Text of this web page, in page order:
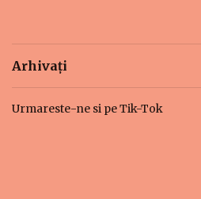
Arhivați
Urmareste-ne si pe Tik-Tok